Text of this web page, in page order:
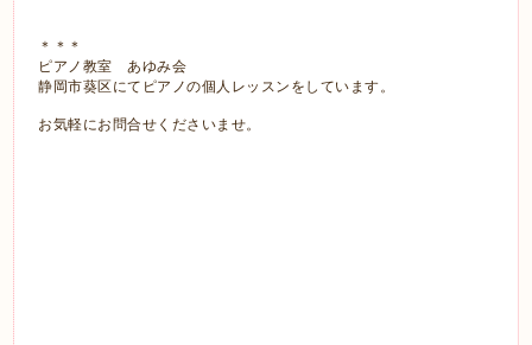
＊＊＊
ピアノ教室 あゆみ会
静岡市葵区にてピアノの個人レッスンをしています。
お気軽にお問合せくださいませ。